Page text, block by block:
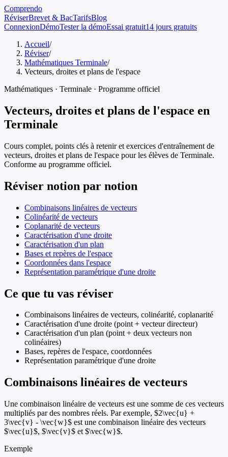
Comprendo
RéviserBrevet & BacTarifsBlog
ConnexionDémoTester la démoEssai gratuit14 jours gratuits
Accueil/
Réviser/
Mathématiques Terminale/
Vecteurs, droites et plans de l'espace
Mathématiques · Terminale · Programme officiel
Vecteurs, droites et plans de l'espace en
Terminale
Cours complet, points clés à retenir et exercices d'entraînement de
vecteurs, droites et plans de l'espace pour les élèves de Terminale.
Conforme au programme officiel.
Réviser notion par notion
Combinaisons linéaires de vecteurs
Colinéarité de vecteurs
Coplanarité de vecteurs
Caractérisation d'une droite
Caractérisation d'un plan
Bases et repères de l'espace
Coordonnées dans l'espace
Représentation paramétrique d'une droite
Ce que tu vas réviser
Combinaisons linéaires de vecteurs, colinéarité, coplanarité
Caractérisation d'une droite (point + vecteur directeur)
Caractérisation d'un plan (point + deux vecteurs non
colinéaires)
Bases, repères de l'espace, coordonnées
Représentation paramétrique d'une droite
Combinaisons linéaires de vecteurs
Une combinaison linéaire de vecteurs est une somme de ces vecteurs
multipliés par des nombres réels. Par exemple, $2\vec{u} +
3\vec{v} - \vec{w}$ est une combinaison linéaire des vecteurs
$\vec{u}$, $\vec{v}$ et $\vec{w}$.
Exemple